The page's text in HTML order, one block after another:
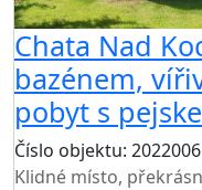
Chata Nad
bazénem,
pobyt s
Číslo objektu: 2022006
Klidné místo,